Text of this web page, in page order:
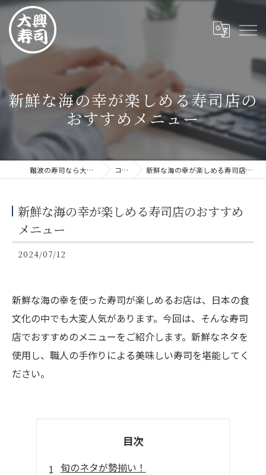
新鮮な海の幸が楽しめる寿司店の
おすすめメニュー
難波の寿司なら大興寿司 難波店 コラム 新鮮な海の幸が楽しめる寿司店のおすすめメニュー
新鮮な海の幸が楽しめる寿司店のおすすめ
メニュー
2024/07/12
新鮮な海の幸を使った寿司が楽しめるお店は、日本の食
文化の中でも大変人気があります。今回は、そんな寿司
店でおすすめのメニューをご紹介します。新鮮なネタを
使用し、職人の手作りによる美味しい寿司を堪能してく
ださい。
目次
旬のネタが勢揃い！